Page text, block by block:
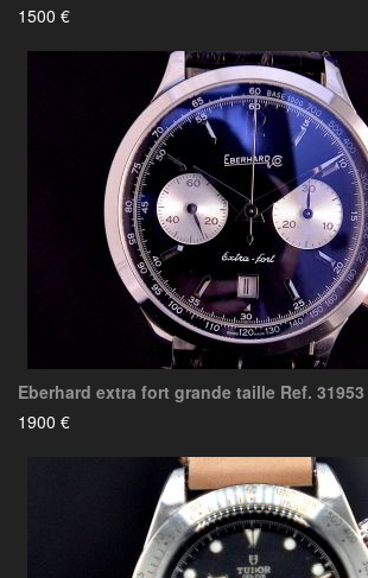
1500 €
Eberhard extra fort grande taille Ref. 31953
1900 €